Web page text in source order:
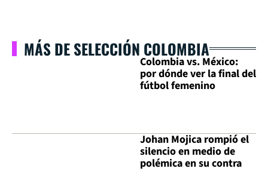
MÁS DE SELECCIÓN COLOMBIA
Colombia vs. México:
por dónde ver la final del
fútbol femenino
Johan Mojica rompió el
silencio en medio de
polémica en su contra